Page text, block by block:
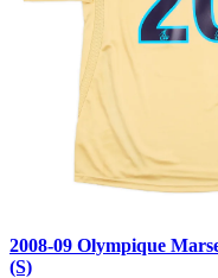
2008-09 Olympique
(S)